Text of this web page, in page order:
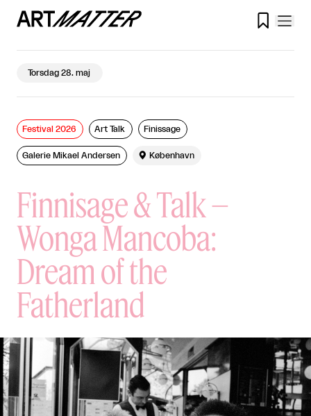

Torsdag 28. maj
Finnisage & Talk –
Wonga Mancoba:
Dream of the
Fatherland
Festival 2026 Art Talk Finissage
Galerie Mikael Andersen  København